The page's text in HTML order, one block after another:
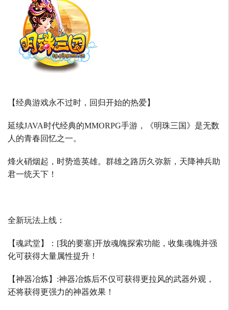
【经典游戏永不过时，回归开始的热爱】
延续JAVA时代经典的MMORPG手游，《明珠三国》是无数
人的青春回忆之一。
烽火硝烟起，时势造英雄。群雄之路历久弥新，天降神兵助
君一统天下！
全新玩法上线：
【魂武堂】： [我的要塞]开放魂魄探索功能，收集魂魄并强
化可获得大量属性提升！
【神器冶炼】 :神器冶炼后不仅可获得更拉风的武器外观，
还将获得更强力的神器效果！